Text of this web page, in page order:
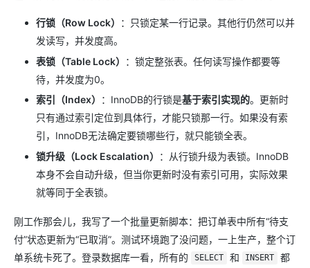
行锁（Row Lock）
​：只锁定某一行记录。其他行仍然可以并
发读写，并发度高。
表锁（Table Lock）
​：锁定整张表。任何读写操作都要等
待，并发度为0。
索引（Index）
​：InnoDB的行锁是​基于索引实现的​。更新时
只有通过索引定位到具体行，才能只锁那一行。如果没有索
引，InnoDB无法确定要锁哪些行，就只能锁全表。
锁升级（Lock Escalation）
​：从行锁升级为表锁。InnoDB
本身不会自动升级，但当你更新时没有索引可用，实际效果
就等同于全表锁。
刚工作那会儿，我写了一个批量更新脚本：把订单表中所有“待支
付”状态更新为“已取消”。测试环境跑了没问题，一上生产，整个订
单系统卡死了。登录数据库一看，所有的
SELECT 和 INSERT
都